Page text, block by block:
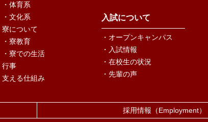
・体育系
・文化系
寮について
・寮教育
・寮での生活
行事
支える仕組み
入試について
・オープンキャンパス
・入試情報
・在校生の状況
・先輩の声
採用情報 （Employment）